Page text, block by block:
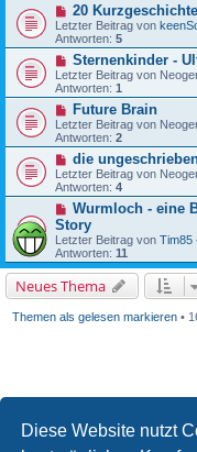
Diese Website nutzt
20
Letzter Beitrag von
Antworten: 5
Sternenkinder -
Letzter Beitrag von
Antworten: 1
Future Brain
Letzter Beitrag von
Antworten: 2
die
Letzter Beitrag von
Antworten: 4
Wurmloch - eine
Story
Letzter Beitrag von Tim85
Antworten: 11
Neues Thema
Themen als gelesen markieren•
Dudarfstneue Themen in diesem